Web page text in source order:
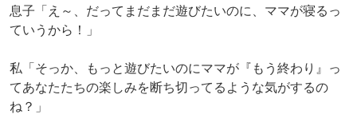
息子「え～、だってまだまだ遊びたいのに、ママが寝るっ
ていうから！」
私「そっか、もっと遊びたいのにママが『もう終わり』っ
てあなたたちの楽しみを断ち切ってるような気がするの
ね？」